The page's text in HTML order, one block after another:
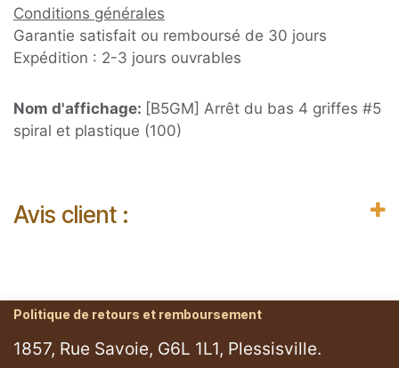
Conditions générales
Garantie satisfait ou remboursé de 30 jours
Expédition : 2-3 jours ouvrables
Nom d'affichage: [B5GM] Arrêt du bas 4 griffes #5
spiral et plastique (100)
Avis client :
Politique de retours et remboursement
1857, Rue Savoie, G6L 1L1, Plessisville.